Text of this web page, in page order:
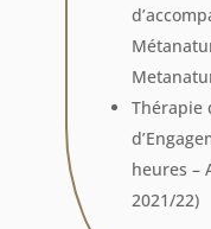
Thérapie
heures –
2021/22)